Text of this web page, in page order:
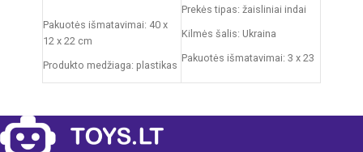
Pakuotės išmatavimai: 40 x
12 x 22 cm
Produkto medžiaga: plastikas
Elementai: 2 x AA
Prekės tipas: žaisliniai indai
Kilmės šalis: Ukraina
Pakuotės išmatavimai: 3 x 23